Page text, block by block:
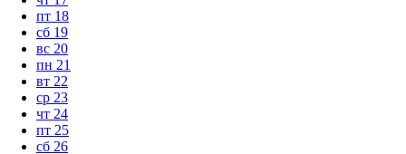
пт 18
сб 19
вс 20
пн 21
вт 22
ср 23
чт 24
пт 25
сб 26